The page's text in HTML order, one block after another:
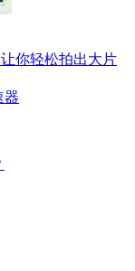
你轻松拍出大片
器